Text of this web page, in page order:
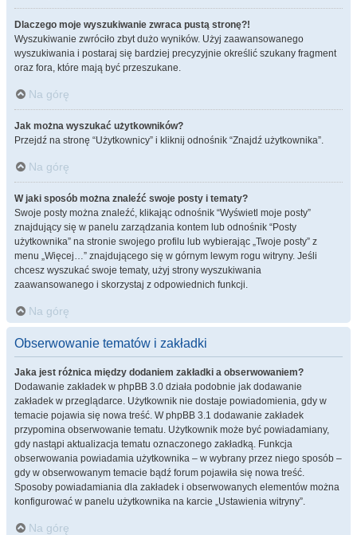
Dlaczego moje wyszukiwanie zwraca pustą stronę?!
Wyszukiwanie zwróciło zbyt dużo wyników. Użyj zaawansowanego
wyszukiwania i postaraj się bardziej precyzyjnie określić szukany fragment
oraz fora, które mają być przeszukane.
Na górę
Jak można wyszukać użytkowników?
Przejdź na stronę “Użytkownicy” i kliknij odnośnik “Znajdź użytkownika”.
Na górę
W jaki sposób można znaleźć swoje posty i tematy?
Swoje posty można znaleźć, klikając odnośnik “Wyświetl moje posty”
znajdujący się w panelu zarządzania kontem lub odnośnik “Posty
użytkownika” na stronie swojego profilu lub wybierając „Twoje posty” z
menu „Więcej…” znajdującego się w górnym lewym rogu witryny. Jeśli
chcesz wyszukać swoje tematy, użyj strony wyszukiwania
zaawansowanego i skorzystaj z odpowiednich funkcji.
Na górę
Obserwowanie tematów i zakładki
Jaka jest różnica między dodaniem zakładki a obserwowaniem?
Dodawanie zakładek w phpBB 3.0 działa podobnie jak dodawanie
zakładek w przeglądarce. Użytkownik nie dostaje powiadomienia, gdy w
temacie pojawia się nowa treść. W phpBB 3.1 dodawanie zakładek
przypomina obserwowanie tematu. Użytkownik może być powiadamiany,
gdy nastąpi aktualizacja tematu oznaczonego zakładką. Funkcja
obserwowania powiadamia użytkownika – w wybrany przez niego sposób –
gdy w obserwowanym temacie bądź forum pojawiła się nowa treść.
Sposoby powiadamiania dla zakładek i obserwowanych elementów można
konfigurować w panelu użytkownika na karcie „Ustawienia witryny”.
Na górę